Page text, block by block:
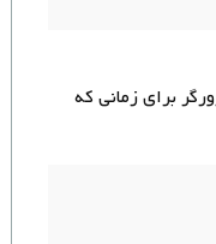
برای زمانی که